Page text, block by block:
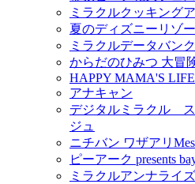
ミラクルクッキング
夏のディズニーリゾ
ミラクルデータバンク
からだのひみつ 大冒
HAPPY MAMA'S LIFE
アナキャン
デジタルミラクル
ジュ
ニチバン ワザアリ
ピーアーク presents
ミラクルアンナライ